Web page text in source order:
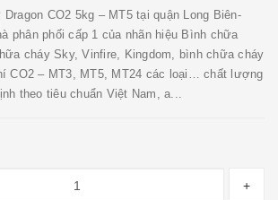
CO2 5kg – MT5 tại quận Long Biên-
phân phối cấp 1 của nhãn hiệu Bình chữa
cháy Sky, Vinfire, Kingdom, bình chữa cháy
CO2 – MT3, MT5, MT24 các loại… chất lượng
theo tiêu chuẩn Việt Nam, a...
+